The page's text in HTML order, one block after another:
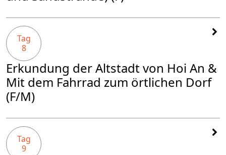
Tag
8
Erkundung der Altstadt von Hoi An &
Mit dem Fahrrad zum örtlichen Dorf
(F/M)
Tag
9